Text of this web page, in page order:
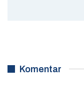
Komentar